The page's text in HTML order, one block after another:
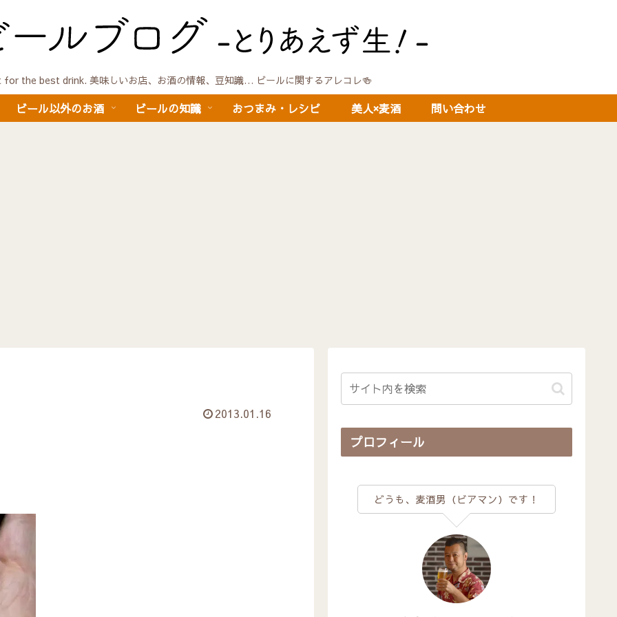
the best drink. 美味しいお店、お酒の情報、豆知識… ビールに関するアレコレ🍻
ビール以外のお酒 ビールの知識 おつまみ・レシピ 美人×麦酒 問い合わせ
2013.01.16
プロフィール
どうも、麦酒男（ビアマン）です！